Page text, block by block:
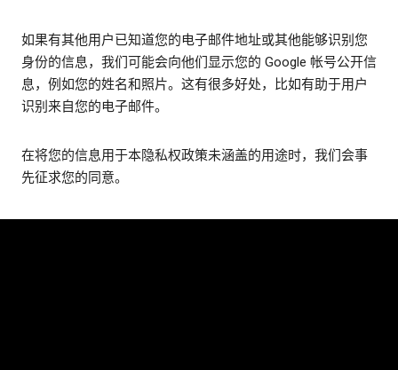
如果有其他用户已知道您的电子邮件地址或其他能够识别您
身份的信息，我们可能会向他们显示您的 Google 帐号公开信
息，例如您的姓名和照片。这有很多好处，比如有助于用户
识别来自您的电子邮件。
在将您的信息用于本隐私权政策未涵盖的用途时，我们会事
先征求您的同意。